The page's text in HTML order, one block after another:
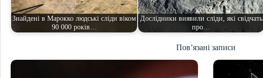
Знайдені в Марокко людські сліди віком
90 000 років…
Дослідники виявили сліди, які свідчать
про…
Пов’язані записи